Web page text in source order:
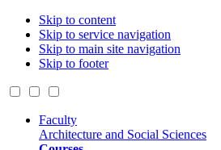
Skip to content
Skip to service navigation
Skip to main site navigation
Skip to footer
Faculty
Architecture and Social Sciences